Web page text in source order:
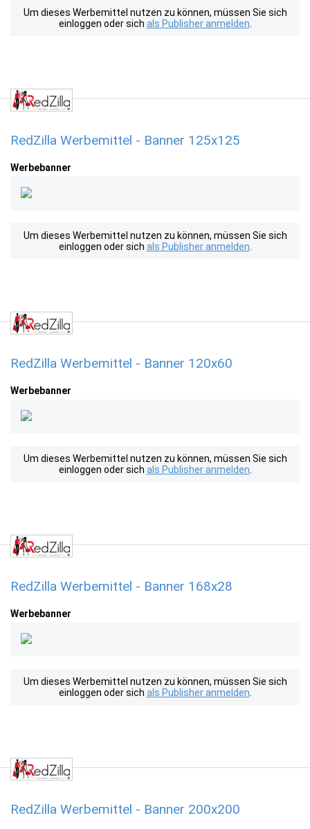
Um dieses Werbemittel nutzen zu können, müssen Sie sich
einloggen oder sich als Publisher anmelden
RedZilla Werbemittel - Banner 125x125
Werbebanner
Um dieses Werbemittel nutzen zu können, müssen Sie sich
einloggen oder sich als Publisher anmelden
RedZilla Werbemittel - Banner 120x60
Werbebanner
Um dieses Werbemittel nutzen zu können, müssen Sie sich
einloggen oder sich als Publisher anmelden
RedZilla Werbemittel - Banner 168x28
Werbebanner
Um dieses Werbemittel nutzen zu können, müssen Sie sich
einloggen oder sich als Publisher anmelden
RedZilla Werbemittel - Banner 200x200